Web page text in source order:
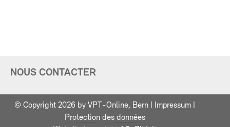
NOUS CONTACTER
© Copyright 2026 by VPT-Online, Bern | Impressum
Protection des données